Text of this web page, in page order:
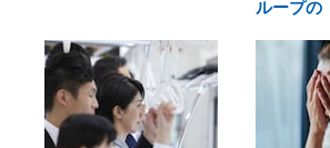
ループの